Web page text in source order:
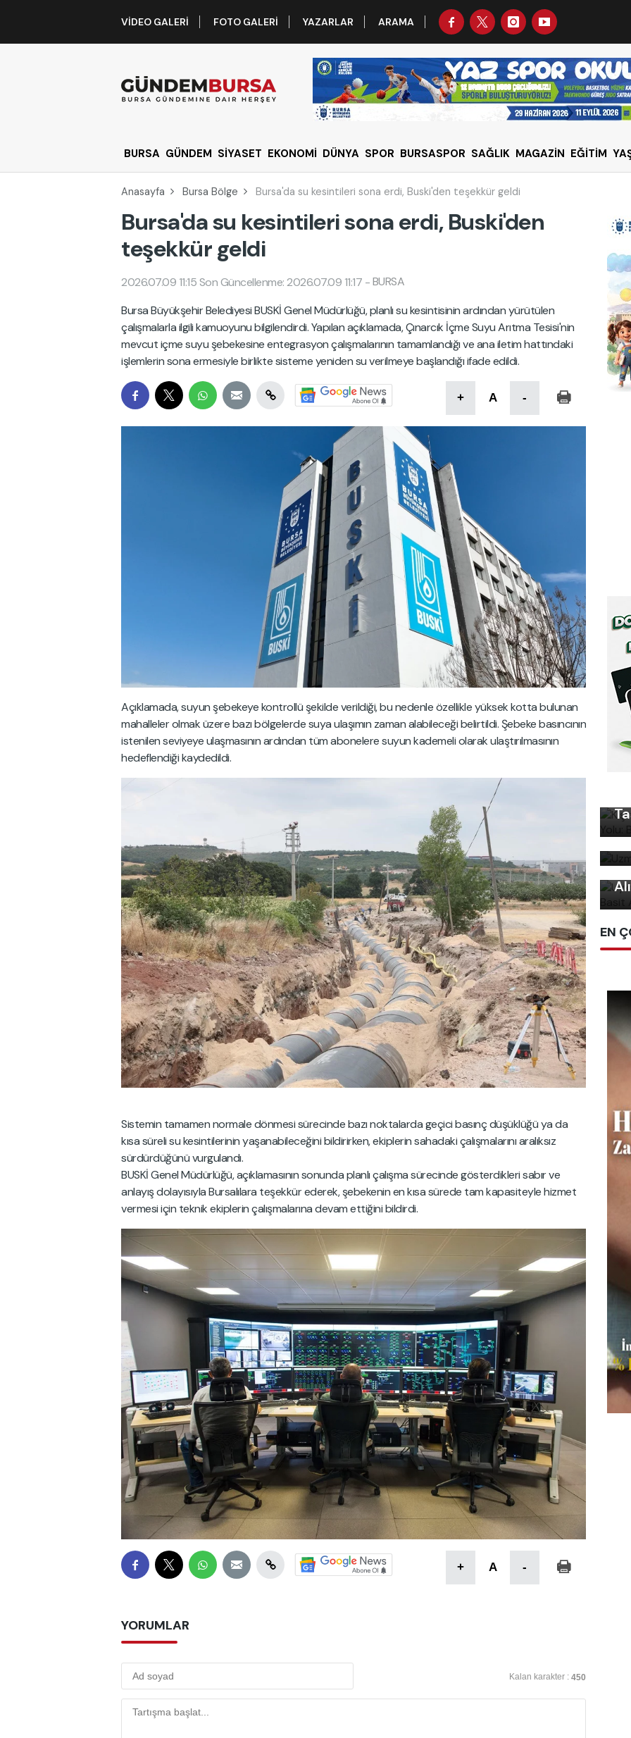
VIDEO GALERI FOTO GALERI YAZARLAR ARAMA
BURSA GÜNDEM SİYASET EKONOMİ DÜNYA SPOR BURSASPOR SAĞLIK MAGAZİN EĞİTİM
Anasayfa Bursa Bölge Bursa'da su kesintileri sona erdi, Buski'den teşekkür geldi
Bursa'da su kesintileri sona erdi, Buski'den
teşekkür geldi
2026.07.09 11:15 Son Güncellenme: 2026.07.09 11:17 -BURSA
Bursa Büyükşehir Belediyesi BUSKİ Genel Müdürlüğü, planlı su kesintisinin ardından yürütülen
çalışmalarla ilgili kamuoyunu bilgilendirdi. Yapılan açıklamada, Çınarcık İçme Suyu Arıtma Tesisi'nin
mevcut içme suyu şebekesine entegrasyon çalışmalarının tamamlandığı ve ana iletim hattındaki
işlemlerin sona ermesiyle birlikte sisteme yeniden su verilmeye başlandığı ifade edildi.
+ A -
Açıklamada, suyun şebekeye kontrollü şekilde verildiği, bu nedenle özellikle yüksek kotta bulunan
mahalleler olmak üzere bazı bölgelerde suya ulaşımın zaman alabileceği belirtildi. Şebeke basıncının
istenilen seviyeye ulaşmasının ardından tüm abonelere suyun kademeli olarak ulaştırılmasının
hedeflendiği kaydedildi.
Sistemin tamamen normale dönmesi sürecinde bazı noktalarda geçici basınç düşüklüğü ya da
kısa süreli su kesintilerinin yaşanabileceğini bildirirken, ekiplerin sahadaki çalışmalarını aralıksız
sürdürdüğünü vurgulandı.
BUSKİ Genel Müdürlüğü, açıklamasının sonunda planlı çalışma sürecinde gösterdikleri sabır ve
anlayış dolayısıyla Bursalılara teşekkür ederek, şebekenin en kısa sürede tam kapasiteyle hizmet
vermesi için teknik ekiplerin çalışmalarına devam ettiğini bildirdi.
+ A -
YORUMLAR
Kalan karakter : 450
EN